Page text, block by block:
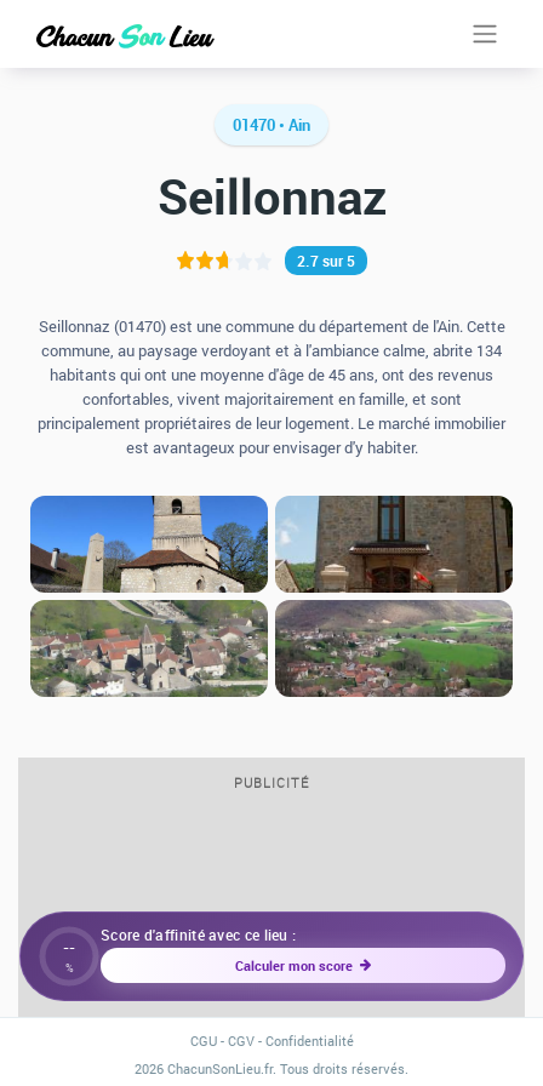
01470 • Ain
Seillonnaz
2.7 sur 5
Seillonnaz (01470) est une commune du département de l'Ain. Cette
commune, au paysage verdoyant et à l'ambiance calme, abrite 134
habitants qui ont une moyenne d'âge de 45 ans, ont des revenus
confortables, vivent majoritairement en famille, et sont
principalement propriétaires de leur logement. Le marché immobilier
est avantageux pour envisager d'y habiter.
PUBLICITÉ
--
%
Score d'affinité avec ce lieu :
Calculer mon score
CGU- CGV- Confidentialité
2026 ChacunSonLieu.fr. Tous droits réservés.